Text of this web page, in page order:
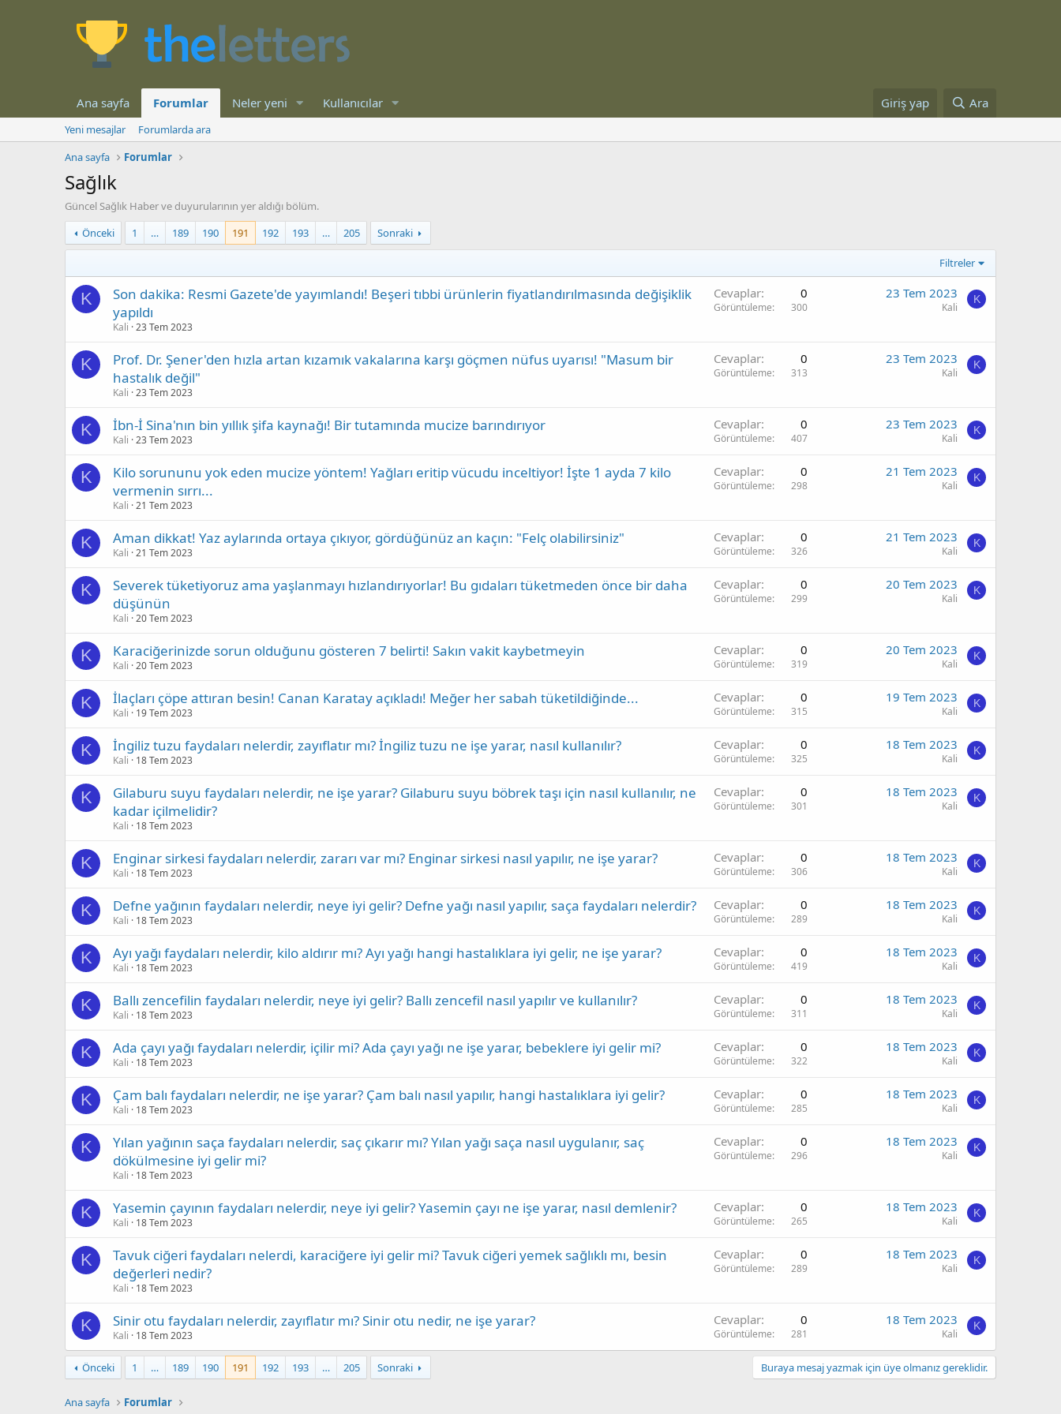
Ana sayfa Forumlar Neler yeni Kullanıcılar Giriş yap Ara
Yeni mesajlar
Forumlarda ara
Ana sayfa
Forumlar
Sağlık
Güncel Sağlık Haber ve duyurularının yer aldığı bölüm.
Önceki
1 … 189 190 191 192 193 … 205 Sonraki
Filtreler
K
Son dakika: Resmi Gazete'de yayımlandı! Beşeri tıbbi ürünlerin fiyatlandırılmasında değişiklik
yapıldı
Kali 23 Tem 2023
Cevaplar 0
Görüntüleme 300
23 Tem 2023
Kali
K
K
Prof. Dr. Şener'den hızla artan kızamık vakalarına karşı göçmen nüfus uyarısı! "Masum bir
hastalık değil"
Kali 23 Tem 2023
Cevaplar 0
Görüntüleme 313
23 Tem 2023
Kali
K
K İbn-İ Sina'nın bin yıllık şifa kaynağı! Bir tutamında mucize barındırıyor
Kali 23 Tem 2023
Cevaplar 0
Görüntüleme 407
23 Tem 2023
Kali
K
K
Kilo sorununu yok eden mucize yöntem! Yağları eritip vücudu inceltiyor! İşte 1 ayda 7 kilo
vermenin sırrı...
Kali 21 Tem 2023
Cevaplar 0
Görüntüleme 298
21 Tem 2023
Kali
K
K Aman dikkat! Yaz aylarında ortaya çıkıyor, gördüğünüz an kaçın: "Felç olabilirsiniz"
Kali 21 Tem 2023
Cevaplar 0
Görüntüleme 326
21 Tem 2023
Kali
K
K
Severek tüketiyoruz ama yaşlanmayı hızlandırıyorlar! Bu gıdaları tüketmeden önce bir daha
düşünün
Kali 20 Tem 2023
Cevaplar 0
Görüntüleme 299
20 Tem 2023
Kali
K
K Karaciğerinizde sorun olduğunu gösteren 7 belirti! Sakın vakit kaybetmeyin
Kali 20 Tem 2023
Cevaplar 0
Görüntüleme 319
20 Tem 2023
Kali
K
K İlaçları çöpe attıran besin! Canan Karatay açıkladı! Meğer her sabah tüketildiğinde...
Kali 19 Tem 2023
Cevaplar 0
Görüntüleme 315
19 Tem 2023
Kali
K
K İngiliz tuzu faydaları nelerdir, zayıflatır mı? İngiliz tuzu ne işe yarar, nasıl kullanılır?
Kali 18 Tem 2023
Cevaplar 0
Görüntüleme 325
18 Tem 2023
Kali
K
K
Gilaburu suyu faydaları nelerdir, ne işe yarar? Gilaburu suyu böbrek taşı için nasıl kullanılır, ne
kadar içilmelidir?
Kali 18 Tem 2023
Cevaplar 0
Görüntüleme 301
18 Tem 2023
Kali
K
K Enginar sirkesi faydaları nelerdir, zararı var mı? Enginar sirkesi nasıl yapılır, ne işe yarar?
Kali 18 Tem 2023
Cevaplar 0
Görüntüleme 306
18 Tem 2023
Kali
K
K Defne yağının faydaları nelerdir, neye iyi gelir? Defne yağı nasıl yapılır, saça faydaları nelerdir?
Kali 18 Tem 2023
Cevaplar 0
Görüntüleme 289
18 Tem 2023
Kali
K
K Ayı yağı faydaları nelerdir, kilo aldırır mı? Ayı yağı hangi hastalıklara iyi gelir, ne işe yarar?
Kali 18 Tem 2023
Cevaplar 0
Görüntüleme 419
18 Tem 2023
Kali
K
K Ballı zencefilin faydaları nelerdir, neye iyi gelir? Ballı zencefil nasıl yapılır ve kullanılır?
Kali 18 Tem 2023
Cevaplar 0
Görüntüleme 311
18 Tem 2023
Kali
K
K Ada çayı yağı faydaları nelerdir, içilir mi? Ada çayı yağı ne işe yarar, bebeklere iyi gelir mi?
Kali 18 Tem 2023
Cevaplar 0
Görüntüleme 322
18 Tem 2023
Kali
K
K Çam balı faydaları nelerdir, ne işe yarar? Çam balı nasıl yapılır, hangi hastalıklara iyi gelir?
Kali 18 Tem 2023
Cevaplar 0
Görüntüleme 285
18 Tem 2023
Kali
K
K
Yılan yağının saça faydaları nelerdir, saç çıkarır mı? Yılan yağı saça nasıl uygulanır, saç
dökülmesine iyi gelir mi?
Kali 18 Tem 2023
Cevaplar 0
Görüntüleme 296
18 Tem 2023
Kali
K
K Yasemin çayının faydaları nelerdir, neye iyi gelir? Yasemin çayı ne işe yarar, nasıl demlenir?
Kali 18 Tem 2023
Cevaplar 0
Görüntüleme 265
18 Tem 2023
Kali
K
K
Tavuk ciğeri faydaları nelerdi, karaciğere iyi gelir mi? Tavuk ciğeri yemek sağlıklı mı, besin
değerleri nedir?
Kali 18 Tem 2023
Cevaplar 0
Görüntüleme 289
18 Tem 2023
Kali
K
K Sinir otu faydaları nelerdir, zayıflatır mı? Sinir otu nedir, ne işe yarar?
Kali 18 Tem 2023
Cevaplar 0
Görüntüleme 281
18 Tem 2023
Kali
K
Önceki 1 … 189 190 191 192 193 … 205 Sonraki Buraya mesaj yazmak için üye olmanız gereklidir.
Ana sayfa Forumlar